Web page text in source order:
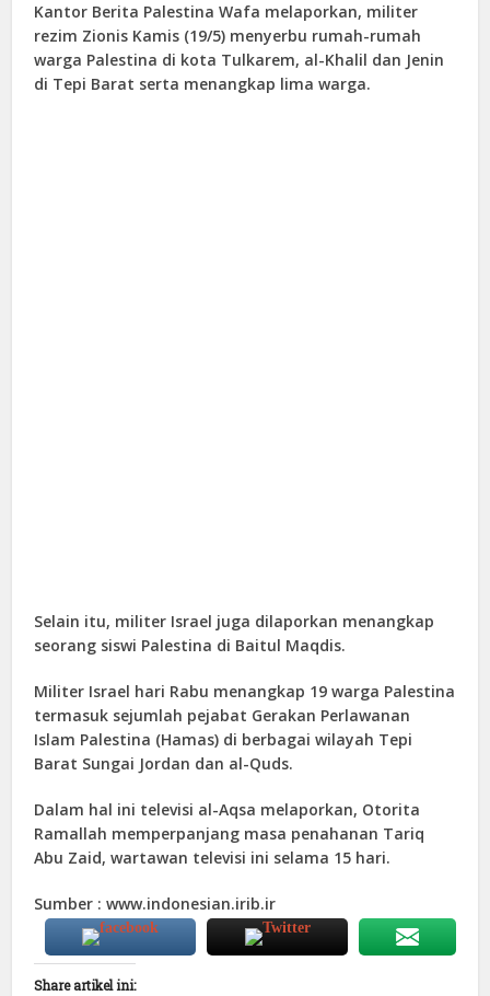
Kantor Berita Palestina Wafa melaporkan, militer
rezim Zionis Kamis (19/5) menyerbu rumah-rumah
warga Palestina di kota Tulkarem, al-Khalil dan Jenin
di Tepi Barat serta menangkap lima warga.
Selain itu, militer Israel juga dilaporkan menangkap
seorang siswi Palestina di Baitul Maqdis.
Militer Israel hari Rabu menangkap 19 warga Palestina
termasuk sejumlah pejabat Gerakan Perlawanan
Islam Palestina (Hamas) di berbagai wilayah Tepi
Barat Sungai Jordan dan al-Quds.
Dalam hal ini televisi al-Aqsa melaporkan, Otorita
Ramallah memperpanjang masa penahanan Tariq
Abu Zaid, wartawan televisi ini selama 15 hari.
Sumber : www.indonesian.irib.ir
Share artikel ini: